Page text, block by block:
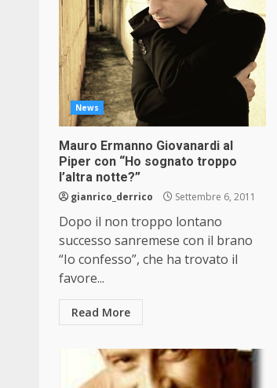
News
Mauro Ermanno Giovanardi al
Piper con “Ho sognato troppo
l’altra notte?”
gianrico_derrico Settembre 6, 2011
Dopo il non troppo lontano
successo sanremese con il brano
“Io confesso”, che ha trovato il
favore...
Read More